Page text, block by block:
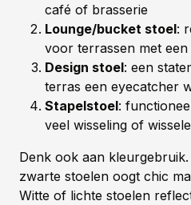
café of brasserie
Lounge/bucket stoel:
voor terrassen met een
Design stoel: een
terras een eyecatcher
Stapelstoel:
veel wisseling of
Denk ook aan
zwarte stoelen oogt chic
Witte of lichte stoelen